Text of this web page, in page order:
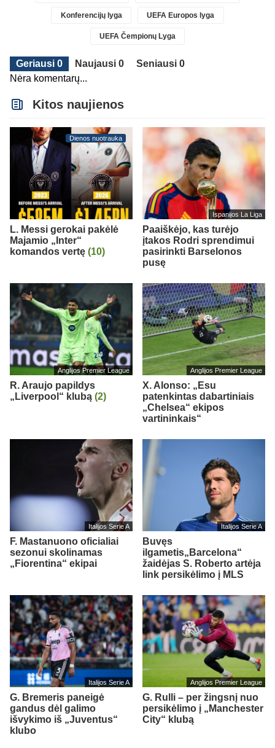
Konferencijų lyga UEFA Europos lyga
UEFA Čempionų Lyga
Geriausi 0 Naujausi 0
Seniausi 0
Nėra komentarų...
Kitos naujienos
Dienos nuotrauka
L. Messi gerokai pakėlė
Majamio „Inter“
komandos vertę (10)
Ispanijos La Liga
Paaiškėjo, kas turėjo
įtakos Rodri sprendimui
pasirinkti Barselonos
pusę
Anglijos Premier League
R. Araujo papildys
„Liverpool“ klubą (2)
Anglijos Premier League
X. Alonso: „Esu
patenkintas dabartiniais
„Chelsea“ ekipos
vartininkais“
Italijos Serie A
F. Mastanuono oficialiai
sezonui skolinamas
„Fiorentina“ ekipai
Italijos Serie A
Buvęs
ilgametis„Barcelona“
žaidėjas S. Roberto artėja
link persikėlimo į MLS
Italijos Serie A
G. Bremeris paneigė
gandus dėl galimo
išvykimo iš „Juventus“
klubo
Anglijos Premier League
G. Rulli – per žingsnį nuo
persikėlimo į „Manchester
City“ klubą